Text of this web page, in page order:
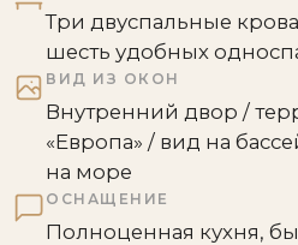
Три двуспальные
шесть удобных
ВИД ИЗ ОКОН
Внутренний двор /
«Европа» / вид на
на море
ОСНАЩЕНИЕ
Полноценная кухня,